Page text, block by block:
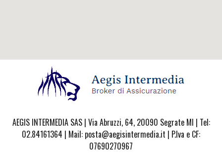
AEGIS INTERMEDIA SAS | Via Abruzzi, 64, 20090 Segrate MI | Tel:
02.84161364 | Mail: posta@aegisintermedia.it | P.Iva e CF:
07690270967